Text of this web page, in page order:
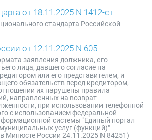
от 18.11.2025 N 1412-ст
стандарта Российской
от 12.11.2025 N 605
заявления должника, его
лица, давшего согласие на
или его представителем, и
обязательств перед кредитором,
их нарушены правила
направленных на возврат
при использовании телефонной
с использованием федеральной
системы "Единый портал
услуг (функций)"
Минюсте России 24.11.2025 N 84251)